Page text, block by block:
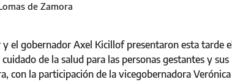
de Zamora
el gobernador Axel Kicillof presentaron esta tarde el
de la salud para las personas gestantes y sus
con la participación de la vicegobernadora Verónica